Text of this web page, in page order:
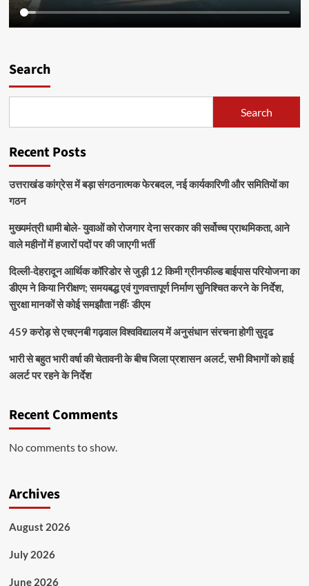
Search
Search
Recent Posts
उत्तराखंड कांग्रेस में बड़ा संगठनात्मक फेरबदल, नई कार्यकारिणी और समितियों का
गठन
मुख्यमंत्री धामी बोले- युवाओं को रोजगार देना सरकार की सर्वोच्च प्राथमिकता, आने
वाले महीनों में हजारों पदों पर की जाएगी भर्ती
दिल्ली-देहरादून आर्थिक कॉरिडोर से जुड़ी 12 किमी ग्रीनफील्ड बाईपास परियोजना का
डीएम ने किया निरीक्षण; समयबद्ध एवं गुणवत्तापूर्ण निर्माण सुनिश्चित करने के निर्देश,
सुरक्षा मानकों से कोई समझौता नहींः डीएम
459 करोड़ से एचएनबी गढ़वाल विश्वविद्यालय में अनुसंधान संरचना होगी सुदृढ
भारी से बहुत भारी वर्षा की चेतावनी के बीच जिला प्रशासन अलर्ट, सभी विभागों को हाई
अलर्ट पर रहने के निर्देश
Recent Comments
No comments to show.
Archives
August 2026
July 2026
June 2026